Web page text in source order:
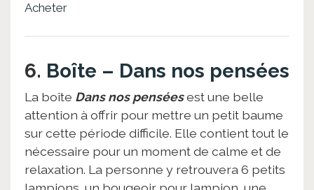
Acheter
6. Boîte – Dans nos pensées
La boîte Dans nos penséesest une belle
attention à offrir pour mettre un petit baume
sur cette période difficile. Elle contient tout le
nécessaire pour un moment de calme et de
relaxation. La personne y retrouvera 6 petits